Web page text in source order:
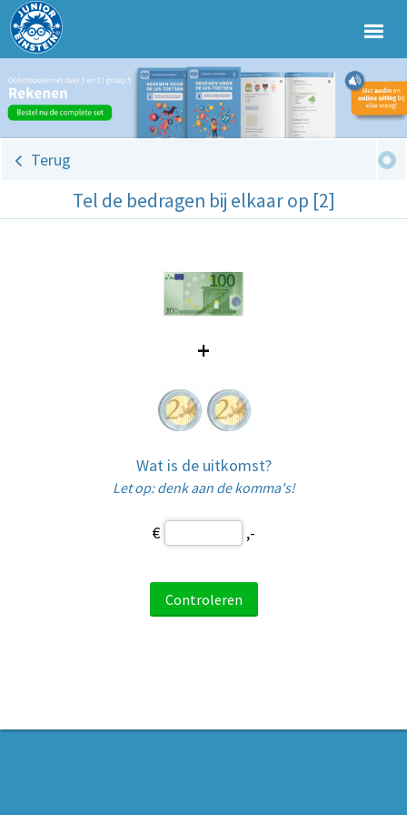
Terug
Tel de bedragen bij elkaar op [2]
+
Wat is de uitkomst?
Let op: denk aan de komma's!
€ ,-